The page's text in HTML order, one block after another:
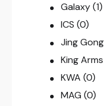
Galaxy (1)
ICS (0)
Jing Gong
King Arms
KWA (0)
MAG (0)